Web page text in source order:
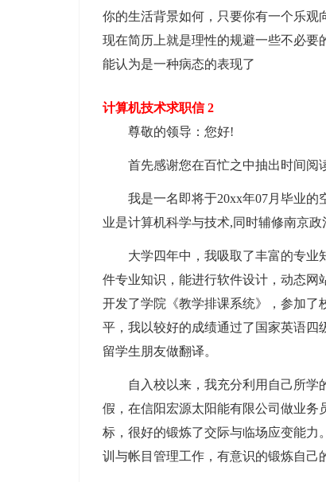
你的生活背景如何，只要你有一个乐
现在简历上就是理性的规避一些不必要
能认为是一种病态的表现了
计算机技术求职信 2
尊敬的领导：您好!
首先感谢您在百忙之中抽出时间阅
我是一名即将于20xx年07月毕业
业是计算机科学与技术,同时辅修南京政
大学四年中，我吸取了丰富的专业
件专业知识，能进行软件设计，动态网
开发了学院《教学排课系统》，参加了
平，我以较好的成绩通过了国家英语四
留学生朋友做翻译。
自入校以来，我充分利用自己所
假，在信阳宏源太阳能有限公司做业务
标，很好的锻炼了交际与临场应变能
训与帐目管理工作，有意识的锻炼自己